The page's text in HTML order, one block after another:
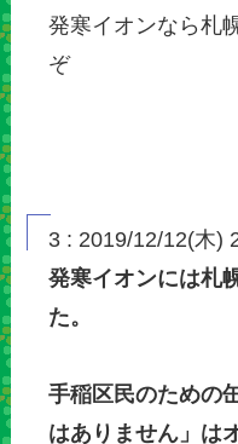
発寒イオンなら札
ぞ
3 : 2019/12/12(木)
発寒イオンには札
た。
手稲区民のための
はありません」は